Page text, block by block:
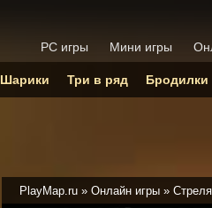
PlayMap.ru » Онлайн игры »
PC игры Мини игры
Шарики Три в ряд Бродилки